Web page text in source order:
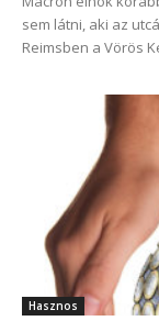
sem látni, aki az
Reimsben a Vörös
Hasznos